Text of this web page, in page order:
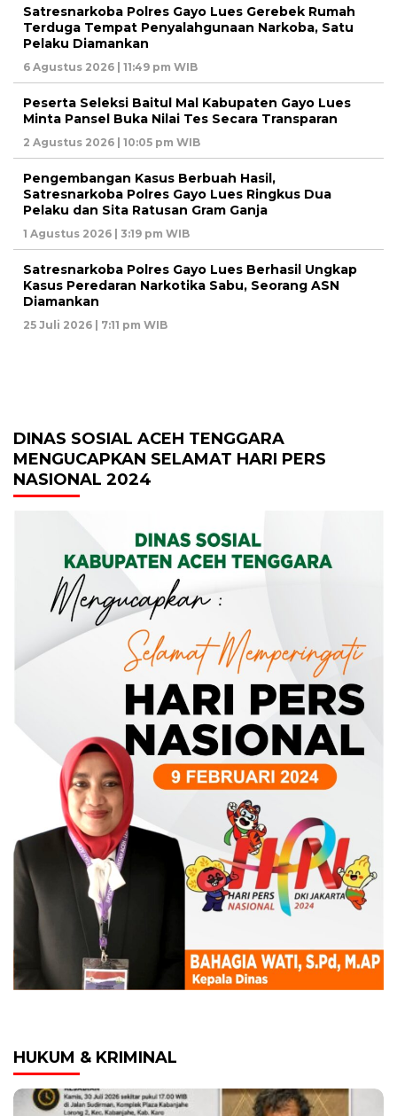
Satresnarkoba Polres Gayo Lues Gerebek Rumah
Terduga Tempat Penyalahgunaan Narkoba, Satu
Pelaku Diamankan
6 Agustus 2026 | 11:49 pm WIB
Peserta Seleksi Baitul Mal Kabupaten Gayo Lues
Minta Pansel Buka Nilai Tes Secara Transparan
2 Agustus 2026 | 10:05 pm WIB
Pengembangan Kasus Berbuah Hasil,
Satresnarkoba Polres Gayo Lues Ringkus Dua
Pelaku dan Sita Ratusan Gram Ganja
1 Agustus 2026 | 3:19 pm WIB
Satresnarkoba Polres Gayo Lues Berhasil Ungkap
Kasus Peredaran Narkotika Sabu, Seorang ASN
Diamankan
25 Juli 2026 | 7:11 pm WIB
DINAS SOSIAL ACEH TENGGARA
MENGUCAPKAN SELAMAT HARI PERS
NASIONAL 2024
HUKUM & KRIMINAL